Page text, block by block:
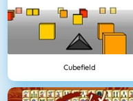
Cubefield